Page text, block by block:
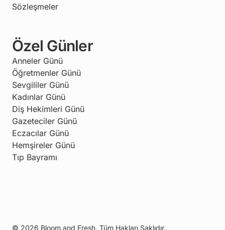
Sözleşmeler
Özel Günler
Anneler Günü
Öğretmenler Günü
Sevgililer Günü
Kadınlar Günü
Diş Hekimleri Günü
Gazeteciler Günü
Eczacılar Günü
Hemşireler Günü
Tıp Bayramı
© 2026 Bloom and Fresh. Tüm Hakları Saklıdır.